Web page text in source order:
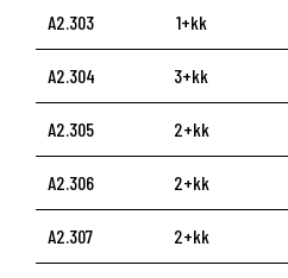
A2.303 1+kk
A2.304 3+kk
A2.305 2+kk
A2.306 2+kk
A2.307 2+kk